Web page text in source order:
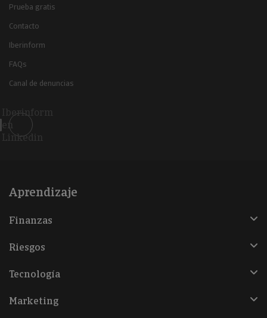
Prueba gratis
Contacto
Iberinform
FAQs
Canal de denuncias
Iberinform
en
Linkedin
Aprendizaje
Finanzas
Riesgos
Tecnología
Marketing